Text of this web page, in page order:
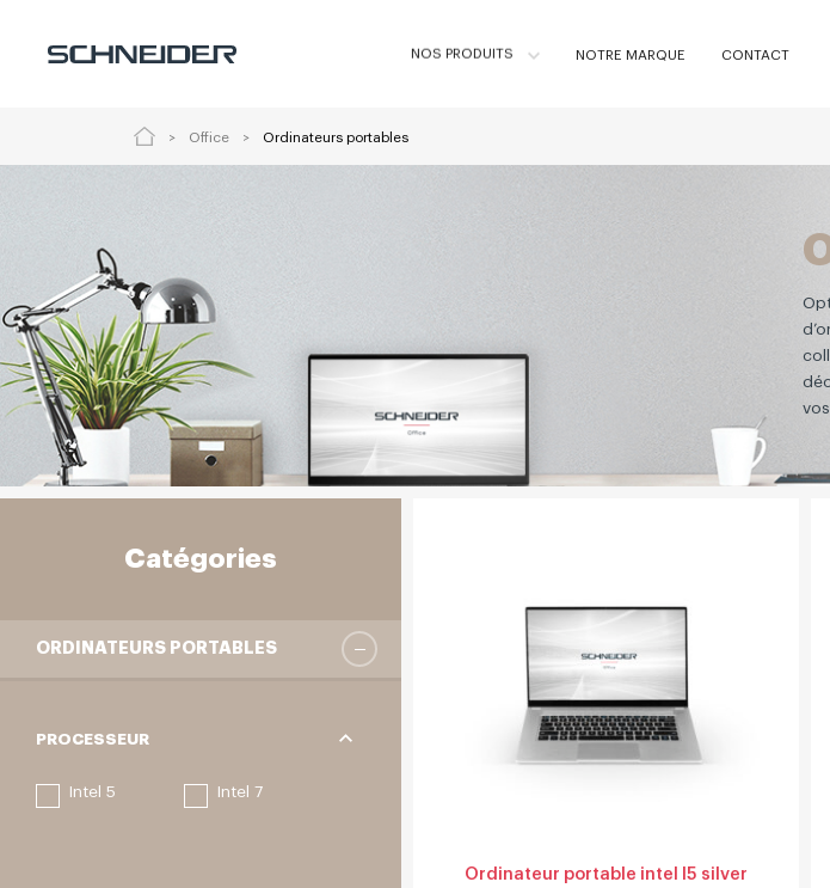
NOS PRODUITS NOTRE MARQUE CONTACT
Office Ordinateurs portables
Catégories
ORDINATEURS PORTABLES
PROCESSEUR
PROCESSEUR
Intel 5 Intel 7
Ordinateur portable intel I5 silver